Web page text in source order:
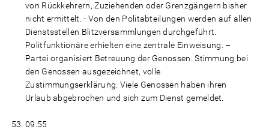
von Rückkehrern, Zuziehenden oder Grenzgängern bisher
nicht ermittelt. - Von den Politabteilungen werden auf allen
Dienstsstellen Blitzversammlungen durchgeführt.
Politfunktionäre erhielten eine zentrale Einweisung. –
Partei organisiert Betreuung der Genossen. Stimmung bei
den Genossen ausgezeichnet, volle
Zustimmungserklärung. Viele Genossen haben ihren
Urlaub abgebrochen und sich zum Dienst gemeldet.
09.55